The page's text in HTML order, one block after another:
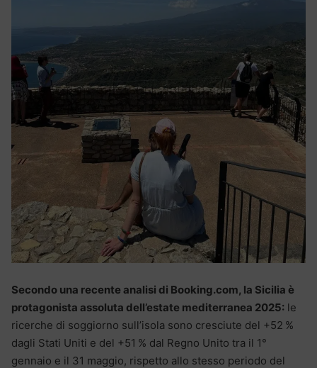
Secondo una recente analisi di Booking.com, la Sicilia è
protagonista assoluta dell’estate mediterranea 2025: le
ricerche di soggiorno sull’isola sono cresciute del +52 %
dagli Stati Uniti e del +51 % dal Regno Unito tra il 1°
gennaio e il 31 maggio, rispetto allo stesso periodo del